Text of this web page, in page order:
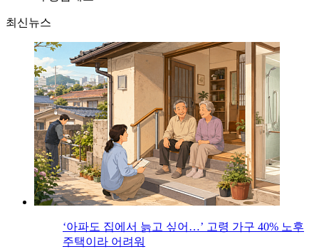
최신뉴스
‘아파도 집에서 늙고 싶어…’ 고령 가구 40% 노후
주택이라 어려워